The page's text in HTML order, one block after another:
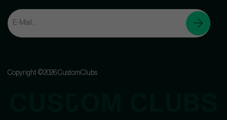
Copyright ©2026 CustomClubs